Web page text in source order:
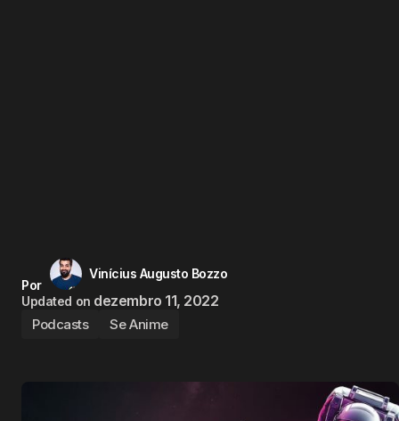
Por
Vinícius Augusto Bozzo
Updated on dezembro 11, 2022
Podcasts Se Anime